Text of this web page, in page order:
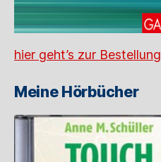
hier geht’s zur Bestellung
Meine Hörbücher